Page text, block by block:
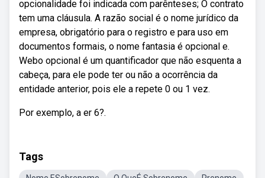
opcionalidade foi indicada com parênteses; O contrato
tem uma cláusula. A razão social é o nome jurídico da
empresa, obrigatório para o registro e para uso em
documentos formais, o nome fantasia é opcional e.
Webo opcional é um quantificador que não esquenta a
cabeça, para ele pode ter ou não a ocorrência da
entidade anterior, pois ele a repete 0 ou 1 vez.
Por exemplo, a er 6?.
Tags